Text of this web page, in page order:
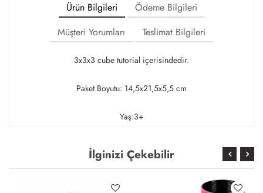
Ürün Bilgileri
Ödeme Bilgileri
Müşteri Yorumları
Teslimat Bilgileri
3x3x3 cube tutorial içerisindedir.
Paket Boyutu: 14,5x21,5x5,5 cm
Yaş:3+
İlginizi Çekebilir